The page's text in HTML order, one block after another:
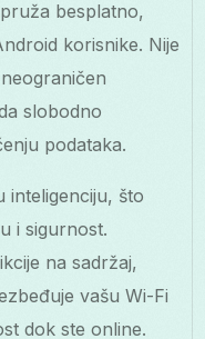
besplatno,
korisnike. Nije
slobodno
podataka.
inteligenciju, što
i sigurnost.
na sadržaj,
vašu Wi-Fi
dok ste online.